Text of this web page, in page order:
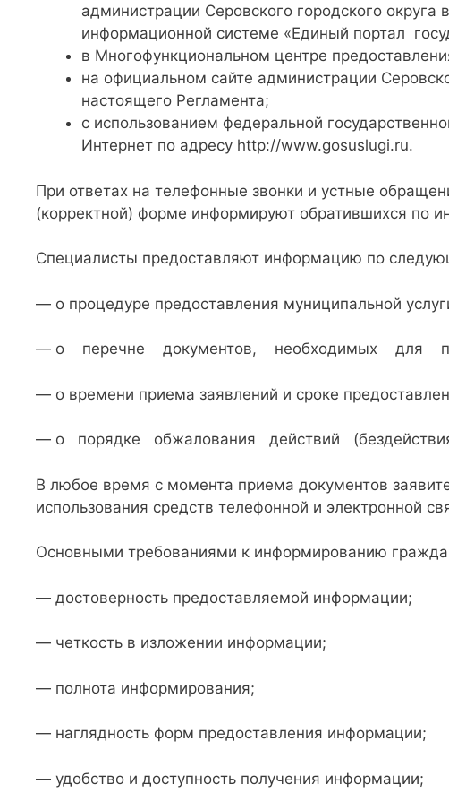
администрации Серовского городского округа
информационной системе «Единый портал
в Многофункциональном центре
на официальном сайте администрации
настоящего Регламента;
с использованием федеральной
Интернет по адресу http://www.gosuslugi.ru.
При ответах на телефонные звонки и устные
(корректной) форме информируют обратившихся по
Специалисты предоставляют информацию по
— о процедуре предоставления муниципальной
— о перечне документов, необходимых для
— о времени приема заявлений и сроке
— о порядке обжалования действий
В любое время с момента приема документов
использования средств телефонной и электронной
Основными требованиями к информированию
— достоверность предоставляемой информации;
— четкость в изложении информации;
— полнота информирования;
— наглядность форм предоставления информации;
— удобство и доступность получения информации;